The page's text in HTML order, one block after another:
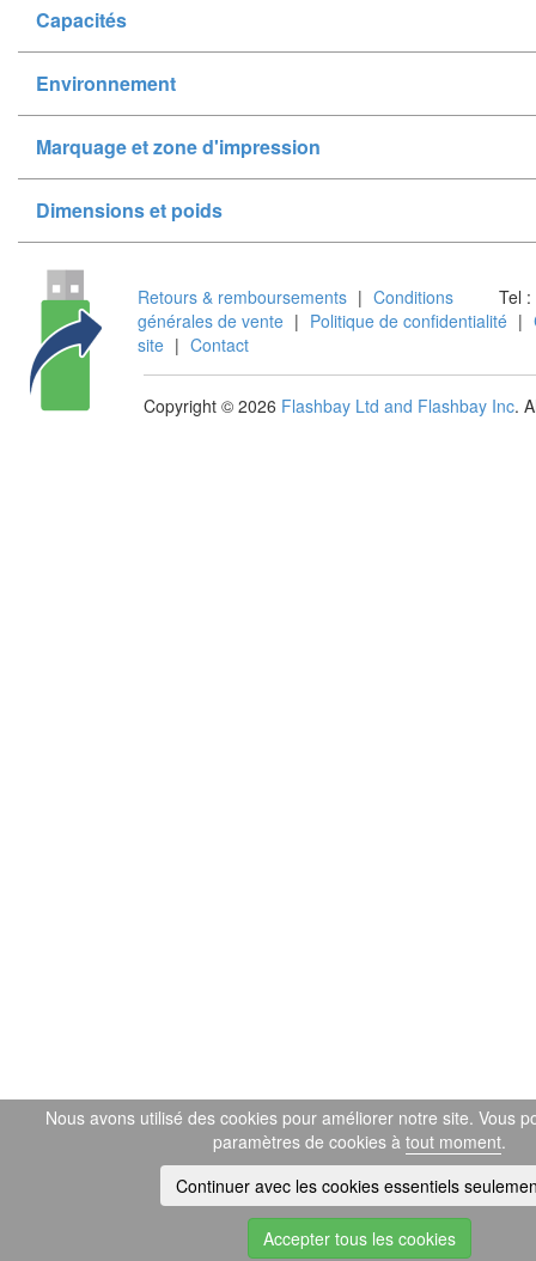
Capacités
Environnement
Marquage et zone d'impression
Dimensions et poids
Tel :
Retours & remboursements | Conditions
générales de vente | Politique de confidentialité |
site | Contact
Copyright © 2026 Flashbay Ltd and Flashbay Inc.
Nous avons utilisé des cookies pour améliorer notre site. Vous
paramètres de cookies à tout moment.
Continuer avec les cookies essentiels
Accepter tous les cookies